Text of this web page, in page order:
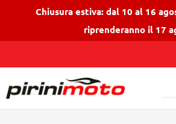
Chiusura estiva: dal 10 al 16
riprenderanno il 17